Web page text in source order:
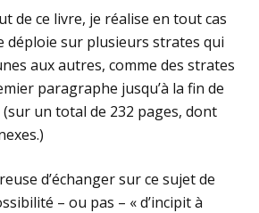
de ce livre, je réalise en tout cas
déploie sur plusieurs strates qui
aux autres, comme des strates
paragraphe jusqu’à la fin de
un total de 232 pages, dont
d’échanger sur ce sujet de
– ou pas – « d’incipit à